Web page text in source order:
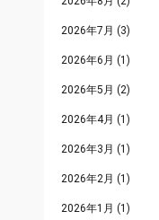
2026年7月 (3)
2026年6月 (1)
2026年5月 (2)
2026年4月 (1)
2026年3月 (1)
2026年2月 (1)
2026年1月 (1)